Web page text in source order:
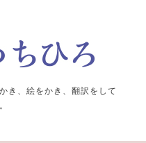
き、絵をかき、翻訳をして